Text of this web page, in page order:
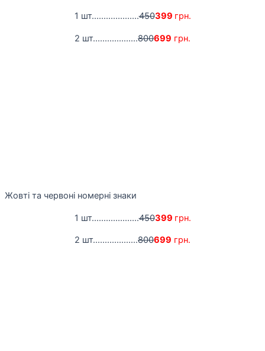
1 шт....................450399 грн.
2 шт...................800699 грн.
Жовті та червоні номерні знаки
1 шт....................450399 грн.
2 шт...................800699 грн.